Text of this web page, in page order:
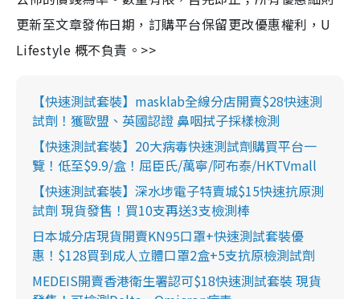
更新至文章發佈日期，訂購平台保留更改優惠權利，U
Lifestyle 概不負責。>>
【快速測試套裝】masklab全線分店開賣$28快速測
試劑！獲歐盟、英國認證 鼻咽拭子採樣檢測
【快速測試套裝】20大病毒快速測試劑購買平台一
覽！低至$9.9/盒！屈臣氏/萬寧/阿布泰/HKTVmall
【快速測試套裝】深水埗電子特賣城$15快速抗原測
試劑 現貨發售！買10支再送3支檢測棒
日本城分店現貨開賣KN95口罩+快速測試套裝優
惠！$128買到成人立體口罩2盒+5支抗原檢測試劑
MEDEIS開賣香港衛生署認可$18快速測試套裝 現貨